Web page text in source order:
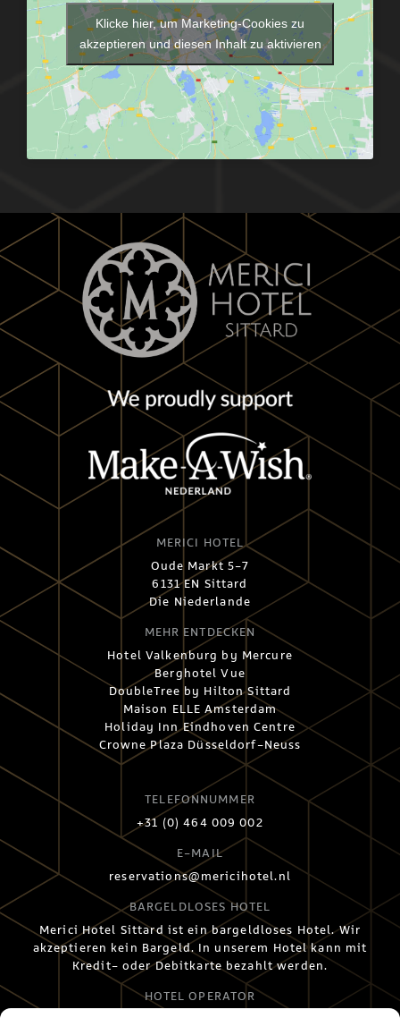
Klicke hier, um Marketing-Cookies zu
akzeptieren und diesen Inhalt zu aktivieren
MERICI HOTEL
Oude Markt 5-7
6131 EN Sittard
Die Niederlande
MEHR ENTDECKEN
Hotel Valkenburg by Mercure
Berghotel Vue
DoubleTree by Hilton Sittard
Maison ELLE Amsterdam
Holiday Inn Eindhoven Centre
Crowne Plaza Düsseldorf-Neuss
TELEFONNUMMER
+31 (0) 464 009 002
E-MAIL
reservations@mericihotel.nl
BARGELDLOSES HOTEL
Merici Hotel Sittard ist ein bargeldloses Hotel. Wir
akzeptieren kein Bargeld. In unserem Hotel kann mit
Kredit- oder Debitkarte bezahlt werden.
HOTEL OPERATOR